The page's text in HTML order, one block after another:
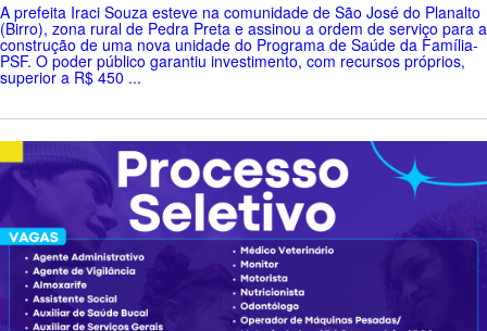
A prefeita Iraci Souza esteve na comunidade de São José do Planalto
(Birro), zona rural de Pedra Preta e assinou a ordem de serviço para a
construção de uma nova unidade do Programa de Saúde da Família-
PSF. O poder público garantiu investimento, com recursos próprios,
superior a R$ 450 ...